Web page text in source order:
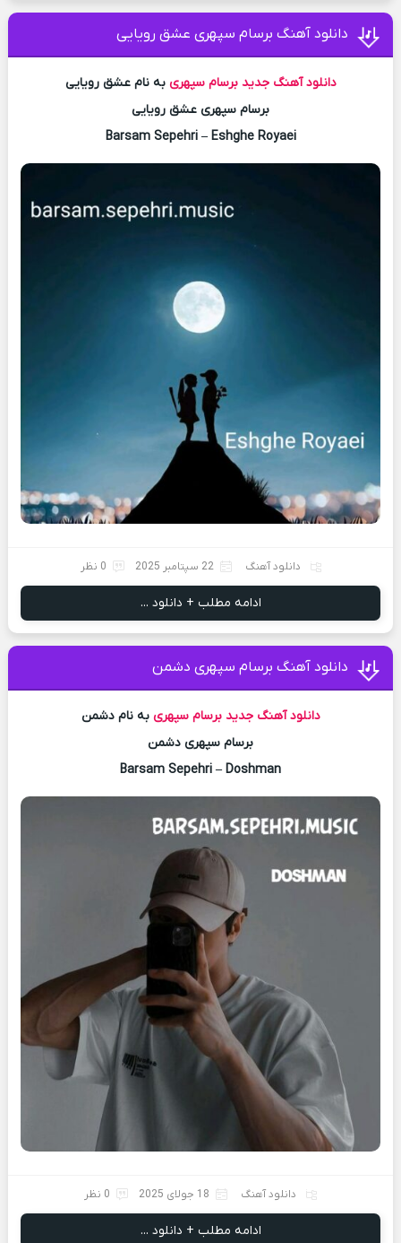
دانلود آهنگ برسام سپهری عشق رویایی
دانلود آهنگ جدید برسام سپهری به نام عشق رویایی
برسام سپهری عشق رویایی
Barsam Sepehri – Eshghe Royaei
دانلود آهنگ 22 سپتامبر 2025 0 نظر
ادامه مطلب + دانلود ...
دانلود آهنگ برسام سپهری دشمن
دانلود آهنگ جدید برسام سپهری به نام دشمن
برسام سپهری دشمن
Barsam Sepehri – Doshman
دانلود آهنگ 18 جولای 2025 0 نظر
ادامه مطلب + دانلود ...